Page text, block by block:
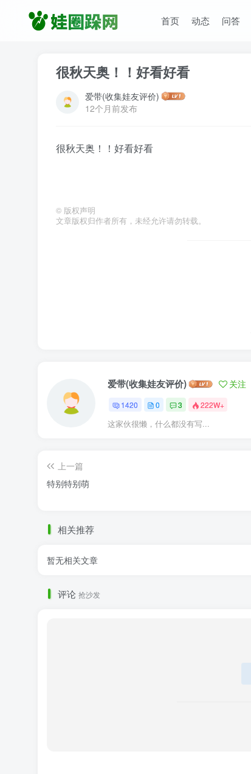
首页 动态 问答
很秋天奥！！好看好看
爱带(收集娃友评价)
12个月前发布
很秋天奥！！好看好看
© 版权声明
文章版权归作者所有，未经允许请勿转载。
爱带(收集娃友评价) 关注
1420 0 3 222W+
这家伙很懒，什么都没有写...
上一篇
特别特别萌
相关推荐
暂无相关文章
评论 抢沙发